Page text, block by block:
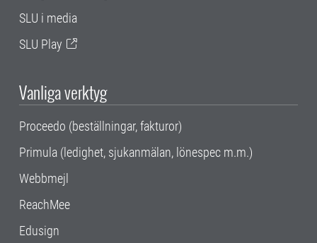
SLU i media
SLU Play
Vanliga verktyg
Proceedo (beställningar, fakturor)
Primula (ledighet, sjukanmälan, lönespec m.m.)
Webbmejl
ReachMee
Edusign